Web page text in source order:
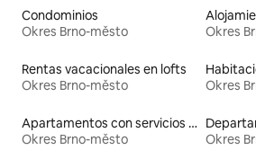
Condominios
Okres Brno-město
Okres
Rentas vacacionales en lofts
Okres Brno-město
Okres
Apartamentos con servicios incluidos vacacionales
Okres Brno-město
Okres